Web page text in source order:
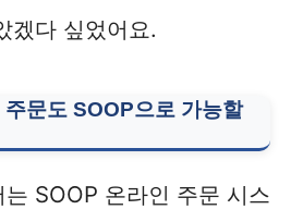
겠다 싶었어요.
문도 SOOP으로 가능할
SOOP 온라인 주문 시스